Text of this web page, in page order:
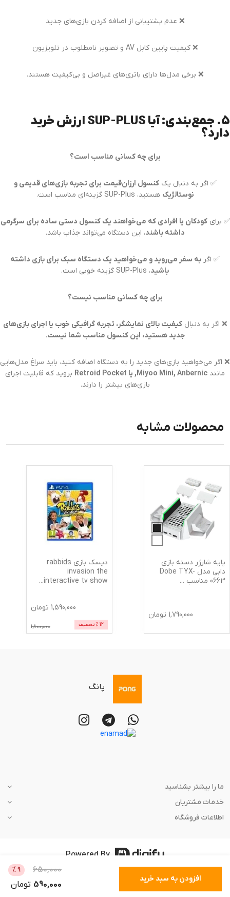
افزودن به سبد خرید
650,000
9
%
590,000 تومان
❌ عدم پشتیبانی از اضافه کردن بازی‌های جدید
❌ کیفیت پایین کابل AV و تصویر نامطلوب در تلویزیون
❌ برخی مدل‌ها دارای باتری‌های غیراصل و بی‌کیفیت هستند.
5. جمع‌بندی: آیا SUP-PLUS ارزش خرید
دارد؟
برای چه کسانی مناسب است؟
✅ اگر به دنبال یککنسول ارزان‌قیمت برای تجربه بازی‌های قدیمی و
نوستالژیک هستید، SUP-Plus گزینه‌ای مناسب است.
✅ برایکودکان یا افرادی که می‌خواهند یک کنسول دستی ساده برای سرگرمی
داشته باشند، این دستگاه می‌تواند جذاب باشد.
✅ اگر به سفر می‌روید و می‌خواهید یک دستگاه سبک برای بازی داشته
باشید، SUP-Plus گزینه خوبی است.
برای چه کسانی مناسب نیست؟
❌ اگر به دنبالکیفیت بالای نمایشگر، تجربه گرافیکی خوب یا اجرای بازی‌های
جدید هستید، این کنسول مناسب شما نیست.
❌ اگر می‌خواهید بازی‌های جدید را به دستگاه اضافه کنید، باید سراغ مدل‌هایی
مانند Miyoo Mini, Anbernic, یا Retroid Pocket
بروید که قابلیت اجرای
بازی‌های بیشتر را دارند.
محصولات مشابه
پایه شارژر دسته بازی
دابی مدل Dobe TYX-
0663 مناسب
...
1,790,000 تومان
دیسک بازی rabbids
invasion the
interactive tv show
...
1,590,000 تومان
12 % تخفیف 1,800,000
پانگ
ما را بیشتر بشناسید
خدمات مشتریان
اطلاعات فروشگاه
Powered By